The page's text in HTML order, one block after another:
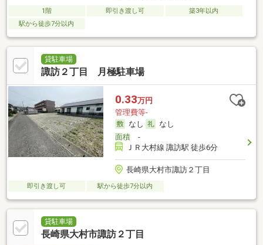
1階 即引き渡し可
築3年以内
駅から徒歩7分以内
貸駐車場
諏訪２丁目 月極駐車場
0.33万円
管理費等-
なし
なし
面積-
ＪＲ大村線 諏訪駅 徒歩6分
長崎県大村市諏訪２丁目
即引き渡し可 駅から徒歩7分以内
貸駐車場
長崎県大村市諏訪２丁目